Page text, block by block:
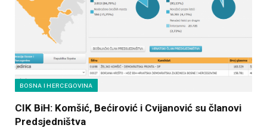
BOSNA I HERCEGOVINA
CIK BiH: Komšić, Bećirović i Cvijanović su članovi
Predsjedništva